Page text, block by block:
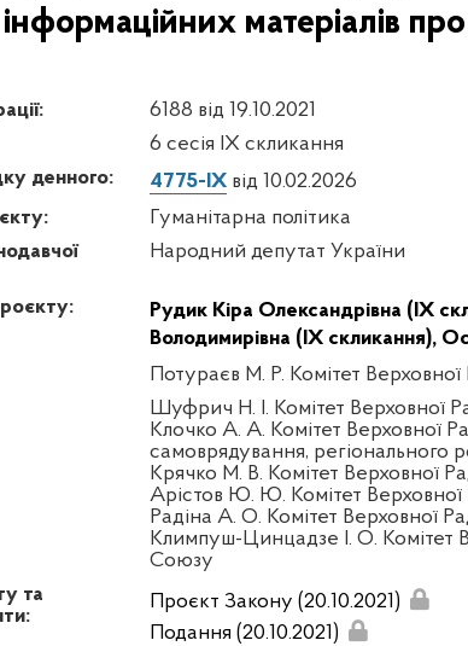
матеріалів
6188 від 19.10.2021
6 сесія IX скликання
денного:
4775-IX від 10.02.2026
Гуманітарна політика
Народний депутат України
Рудик Кіра Олександрівна (IX
Володимирівна (IX скликання),
Потураєв М. Р. Комітет Верховної
Шуфрич Н. І. Комітет Верховної
Клочко А. А. Комітет Верховної
самоврядування, регіонального
Крячко М. В. Комітет Верховної
Арістов Ю. Ю. Комітет
Радіна А. О. Комітет Верховної
Климпуш-Цинцадзе І. О. Комітет
Союзу
та
Проєкт Закону (20.10.2021)
Подання (20.10.2021)